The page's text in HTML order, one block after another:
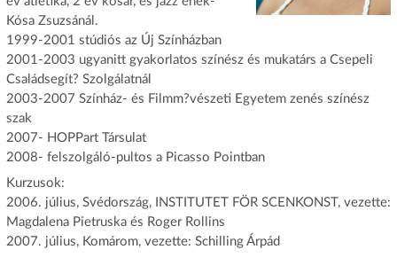
Kósa Zsuzsánál.
1999-2001 stúdiós az Új Színházban
2001-2003 ugyanitt gyakorlatos színész és mukatárs a Csepeli
Családsegít? Szolgálatnál
2003-2007 Színház- és Filmm?vészeti Egyetem zenés színész
szak
2007- HOPPart Társulat
2008- felszolgáló-pultos a Picasso Pointban
Kurzusok:
2006. július, Svédország, INSTITUTET FÖR SCENKONST, vezette:
Magdalena Pietruska és Roger Rollins
2007. július, Komárom, vezette: Schilling Árpád